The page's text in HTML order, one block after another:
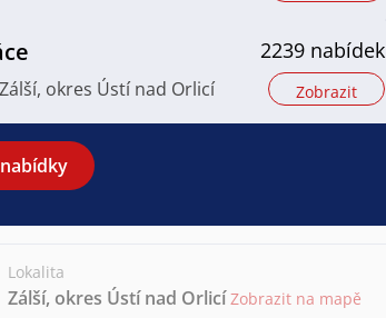
Zálší, okres Ústí nad Orlicí
2239 nabídek
Zobrazit
Lokalita
Zálší, okres Ústí nad Orlicí Zobrazit na mapě